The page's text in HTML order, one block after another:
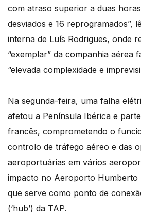
com atraso superior a duas
desviados e 16 reprogramados”,
interna de Luís Rodrigues, onde
“exemplar” da companhia aérea
“elevada complexidade e
Na segunda-feira, uma falha
afetou a Península Ibérica e
francês, comprometendo o
controlo de tráfego aéreo e das
aeroportuárias em vários
impacto no Aeroporto Humberto
que serve como ponto de
(‘hub’) da TAP.